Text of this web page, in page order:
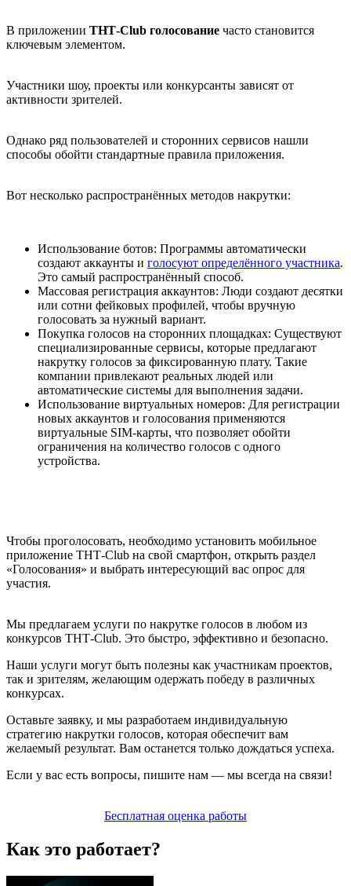
В приложении ТНТ-Club голосование часто становится
ключевым элементом.
Участники шоу, проекты или конкурсанты зависят от
активности зрителей.
Однако ряд пользователей и сторонних сервисов нашли
способы обойти стандартные правила приложения.
Вот несколько распространённых методов накрутки:
Использование ботов: Программы автоматически
создают аккаунты и голосуют определённого участника.
Это самый распространённый способ.
Массовая регистрация аккаунтов: Люди создают десятки
или сотни фейковых профилей, чтобы вручную
голосовать за нужный вариант.
Покупка голосов на сторонних площадках: Существуют
специализированные сервисы, которые предлагают
накрутку голосов за фиксированную плату. Такие
компании привлекают реальных людей или
автоматические системы для выполнения задачи.
Использование виртуальных номеров: Для регистрации
новых аккаунтов и голосования применяются
виртуальные SIM-карты, что позволяет обойти
ограничения на количество голосов с одного
устройства.
Чтобы проголосовать, необходимо установить мобильное
приложение ТНТ-Club на свой смартфон, открыть раздел
«Голосования» и выбрать интересующий вас опрос для
участия.
Мы предлагаем услуги по накрутке голосов в любом из
конкурсов ТНТ-Club. Это быстро, эффективно и безопасно.
Наши услуги могут быть полезны как участникам проектов,
так и зрителям, желающим одержать победу в различных
конкурсах.
Оставьте заявку, и мы разработаем индивидуальную
стратегию накрутки голосов, которая обеспечит вам
желаемый результат. Вам останется только дождаться успеха.
Если у вас есть вопросы, пишите нам — мы всегда на связи!
Бесплатная оценка работы
Как это работает?